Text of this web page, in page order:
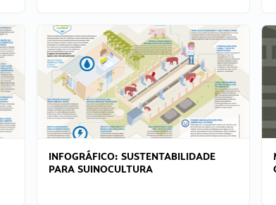
INFOGRÁFICO: SUSTENTABILIDADE
PARA SUINOCULTURA